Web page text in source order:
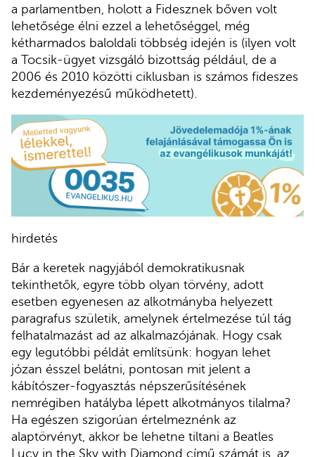
a parlamentben, holott a Fidesznek bőven volt
lehetősége élni ezzel a lehetőséggel, még
kétharmados baloldali többség idején is (ilyen volt
a Tocsik-ügyet vizsgáló bizottság például, de a
2006 és 2010 közötti ciklusban is számos fideszes
kezdeményezésű működhetett).
hirdetés
Bár a keretek nagyjából demokratikusnak
tekinthetők, egyre több olyan törvény, adott
esetben egyenesen az alkotmányba helyezett
paragrafus születik, amelynek értelmezése túl tág
felhatalmazást ad az alkalmazójának. Hogy csak
egy legutóbbi példát említsünk: hogyan lehet
józan ésszel belátni, pontosan mit jelent a
kábítószer-fogyasztás népszerűsítésének
nemrégiben hatályba lépett alkotmányos tilalma?
Ha egészen szigorúan értelmeznénk az
alaptörvényt, akkor be lehetne tiltani a Beatles
Lucy in the Sky with Diamond című számát is, az